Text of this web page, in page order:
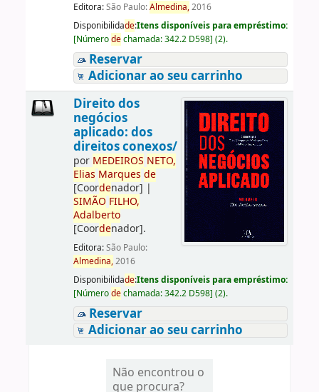
Editora:São Paulo:Almedina,2016
Disponibilidade:Itens disponíveis para empréstimo:
[Númerodechamada:342.2 D598] (2).
Reservar
Adicionar ao seu carrinho
Direito dos
negócios
aplicado: dos
direitos conexos/
por MEDEIROS NETO,
Elias Marques de
[Coordenador] |
SIMÃO FILHO,
Adalberto
[Coordenador].
Editora:São Paulo:
Almedina,2016
Disponibilidade:Itens disponíveis para empréstimo:
[Númerodechamada:342.2 D598] (2).
Reservar
Adicionar ao seu carrinho
Não encontrou o
que procura?